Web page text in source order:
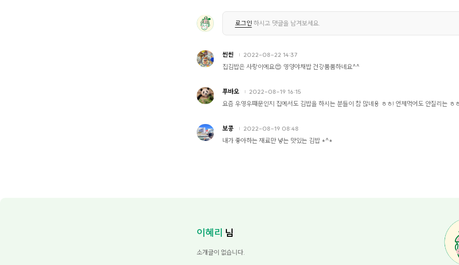
로그인 하시고 댓글을 남겨보세요.
씬씬 2022-08-22 14:37
집김밥은 사랑이에요😍 영양야채밥 건강뿜뿜하네요^^
푸바오 2022-08-19 16:15
요즘 우영우떄문인지 집에서도 김밥을 하시는 분들이 참 많네용 ㅎㅎ! 언제먹어도 안질리는 ㅎ
보콩 2022-08-19 08:48
내가 좋아하는 재료만 넣는 맛있는 김밥 *^*
이혜리 님
소개글이 없습니다.